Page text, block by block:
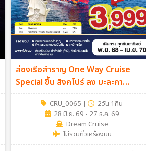
ล่องเรือสำราญ One Way Cruise
Special ขึ้น สิงคโปร์ ลง มะละกา
(มาเลเซีย) 2วัน 1คืน
CRU_0065 |
2วัน 1คืน
28 มิ.ย. 69 - 27 ธ.ค. 69
Dream Cruise
ไม่รวมตั๋วเครื่องบิน